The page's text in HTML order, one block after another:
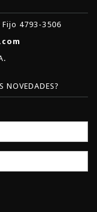
Fijo 4793-3506
NOVEDADES?